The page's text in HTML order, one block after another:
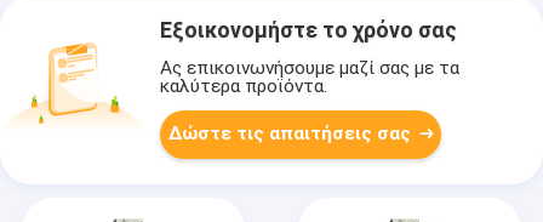
Εξοικονομήστε το χρόνο σας
Ας επικοινωνήσουμε μαζί σας με τα
καλύτερα προϊόντα.
Δώστε τις απαιτήσεις σας